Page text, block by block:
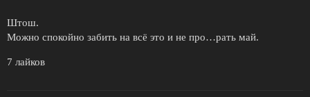
Штош.
Можно спокойно забить на всё это и не про…рать май.
7 лайков